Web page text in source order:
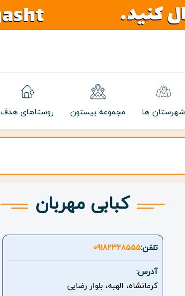
شهرستان ها مجموعه بیستون روستاهای هدف
کبابی مهربان
تلفن:09182328555
آدرس:
کرمانشاه، الهبه، بلوار رضایی